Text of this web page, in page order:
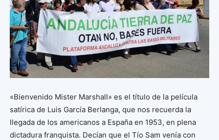
«Bienvenido Mister Marshall» es el título de la película
satírica de Luis García Berlanga, que nos recuerda la
llegada de los americanos a España en 1953, en plena
dictadura franquista. Decían que el Tío Sam venía con